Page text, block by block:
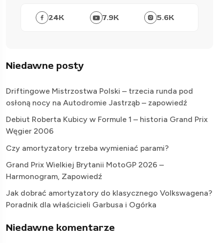
24K 7.9K 5.6K
Niedawne posty
Driftingowe Mistrzostwa Polski – trzecia runda pod
osłoną nocy na Autodromie Jastrząb – zapowiedź
Debiut Roberta Kubicy w Formule 1 – historia Grand Prix
Węgier 2006
Czy amortyzatory trzeba wymieniać parami?
Grand Prix Wielkiej Brytanii MotoGP 2026 –
Harmonogram, Zapowiedź
Jak dobrać amortyzatory do klasycznego Volkswagena?
Poradnik dla właścicieli Garbusa i Ogórka
Niedawne komentarze